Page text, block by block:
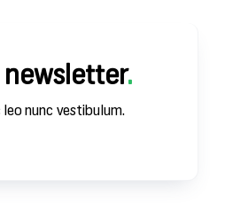
.
leo nunc vestibulum.